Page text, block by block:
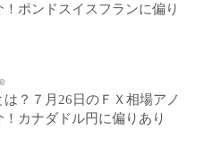
！ポンドスイスフランに偏り
は？７月26日のＦＸ相場アノ
！カナダドル円に偏りあり